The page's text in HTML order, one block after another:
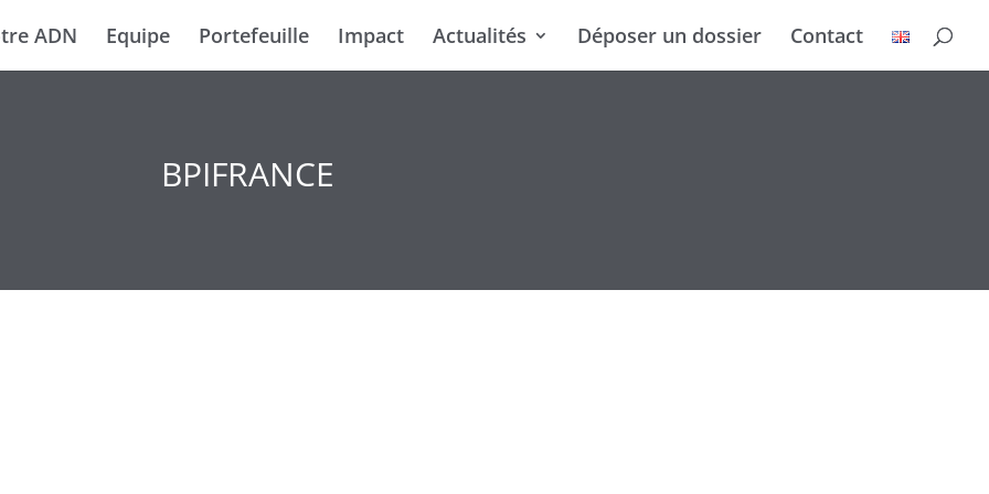
ADN Equipe Portefeuille Impact Actualités Déposer un dossier Contact
BPIFRANCE